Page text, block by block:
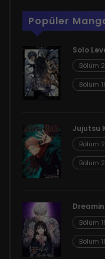
Popüler
Solo
Bölüm
Bölüm
Jujutsu
Bölüm
Bölüm
Bölüm
Bölüm